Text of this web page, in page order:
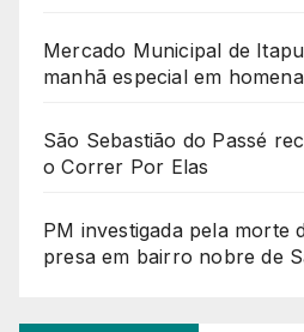
Mercado Municipal de
manhã especial em
São Sebastião do Passé
o Correr Por Elas
PM investigada pela morte
presa em bairro nobre de